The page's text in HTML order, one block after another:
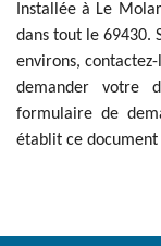
Installée à Le
dans tout le 69430.
environs,
demander votre
formulaire de
établit ce document